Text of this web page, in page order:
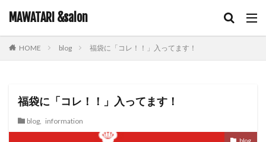
MAWATARI &salon
HOME blog 福袋に「コレ！！」入ってます！
福袋に「コレ！！」入ってます！
blog, information
blog
タグ